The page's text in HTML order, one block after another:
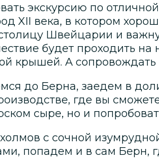
экскурсию по
XII века, в котором
Швейцарии и
будет проходить на
крышей. А сопровождать
до Берна, заедем в
где вы сможете
сыре, но и
с сочной
попадем и в сам Берн,